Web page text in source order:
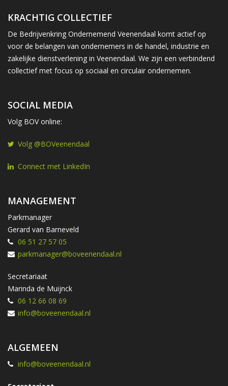
KRACHTIG COLLECTIEF
De Bedrijvenkring Ondernemend Veenendaal komt actief op
voor de belangen van ondernemers in de handel, industrie en
zakelijke dienstverlening in Veenendaal. We zijn een verbindend
collectief met focus op sociaal en circulair ondernemen.
SOCIAL MEDIA
Volg BOV online:
Volg @BOVeenendaal
Connect met LinkedIn
MANAGEMENT
Parkmanager
Gerard van Barneveld
06 51 27 57 05
parkmanager@boveenendaal.nl
Secretariaat
Marinda de Muijnck
06 12 66 08 69
info@boveenendaal.nl
ALGEMEEN
info@boveenendaal.nl